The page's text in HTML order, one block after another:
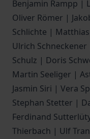
Benjamin Rampp |
Oliver Römer |
Schlichte |
Ulrich
Schulz | Doris
Martin Seeliger |
Jasmin Siri | Vera
Stephan Stetter |
Ferdinand
Thierbach | Ulf